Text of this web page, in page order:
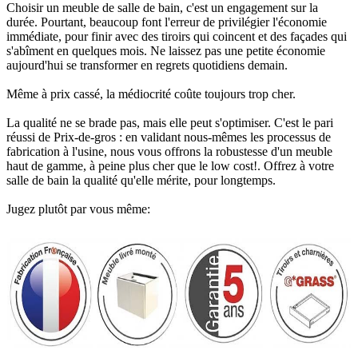
Choisir un meuble de salle de bain, c'est un engagement sur la
durée. Pourtant, beaucoup font l'erreur de privilégier l'économie
immédiate, pour finir avec des tiroirs qui coincent et des façades qui
s'abîment en quelques mois. Ne laissez pas une petite économie
aujourd'hui se transformer en regrets quotidiens demain.
Même à prix cassé, la médiocrité coûte toujours trop cher.
La qualité ne se brade pas, mais elle peut s'optimiser. C'est le pari
réussi de Prix-de-gros : en validant nous-mêmes les processus de
fabrication à l'usine, nous vous offrons la robustesse d'un meuble
haut de gamme, à peine plus cher que le low cost!. Offrez à votre
salle de bain la qualité qu'elle mérite, pour longtemps.
Jugez plutôt par vous même: